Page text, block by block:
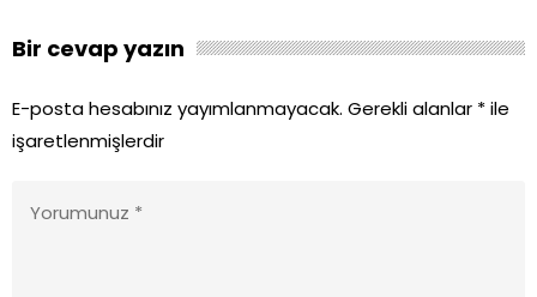
Bir cevap yazın
E-posta hesabınız yayımlanmayacak. Gerekli alanlar *ile
işaretlenmişlerdir